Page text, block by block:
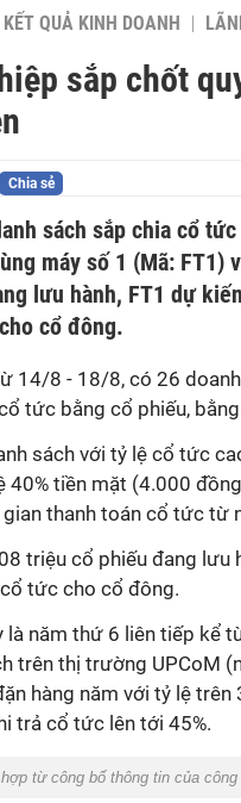
KẾT QUẢ KINH DOANH
sắp chốt
Chia sẻ
sách sắp chia cổ
máy số 1 (Mã:
lưu hành, FT1 dự
cổ đông.
14/8 - 18/8, có 26
tức bằng cổ phiếu,
sách với tỷ lệ cổ tức
40% tiền mặt (4.000
gian thanh toán cổ tức từ
triệu cổ phiếu đang lưu
tức cho cổ đông.
là năm thứ 6 liên tiếp kể
trên thị trường UPCoM
hàng năm với tỷ lệ trên
trả cổ tức lên tới 45%.
từ công bố thông tin của công